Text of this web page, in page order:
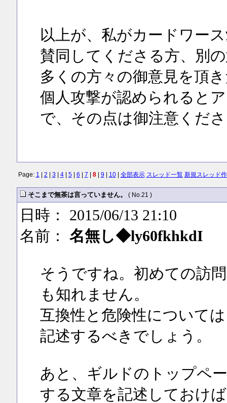
以上が、私がカードワー
賛同してくださる方、別
多くの方々の御意見を頂
個人攻撃が認められると
で、その点は御注意くだ
Page: 1 2 3 4| 5| 6 7 8| 9 10| 全部表示 スレッド一覧 新規スレッド
そこまで無茶は言っていません。 ( No.21 )
日時： 2015/06/13 21:10
名前： 名無し◆ly60fkhkdI
そうですね。初めての訪
も知れません。
互換性と危険性について
記述するべきでしょう。
あと、ギルドのトップペ
する文章を記述しておけ